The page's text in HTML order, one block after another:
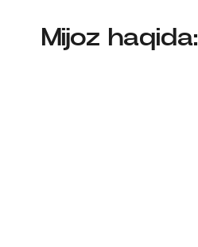
Mijoz haqida: